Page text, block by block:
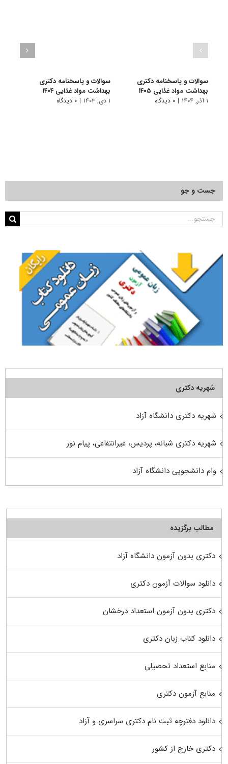
سوالات و پاسخنامه دکتری
بهداشت مواد غذایی ۱۴۰۵
۱ آذر, ۱۴۰۴ | ۰ دیدگاه
سوالات و پاسخنامه دکتری
بهداشت مواد غذایی ۱۴۰۴
۱ دی, ۱۴۰۳ | ۰ دیدگاه
جست و جو
جستجو
شهریه دکتری
شهریه دکتری دانشگاه آزاد
شهریه دکتری شبانه، پردیس، غیرانتفاعی، پیام نور
وام دانشجویی دانشگاه آزاد
مطالب برگزیده
دکتری بدون آزمون دانشگاه آزاد
دانلود سوالات آزمون دکتری
دکتری بدون آزمون استعداد درخشان
دانلود کتاب زبان دکتری
منابع استعداد تحصیلی
منابع آزمون دکتری
دانلود دفترچه ثبت نام دکتری سراسری و آزاد
دکتری خارج از کشور